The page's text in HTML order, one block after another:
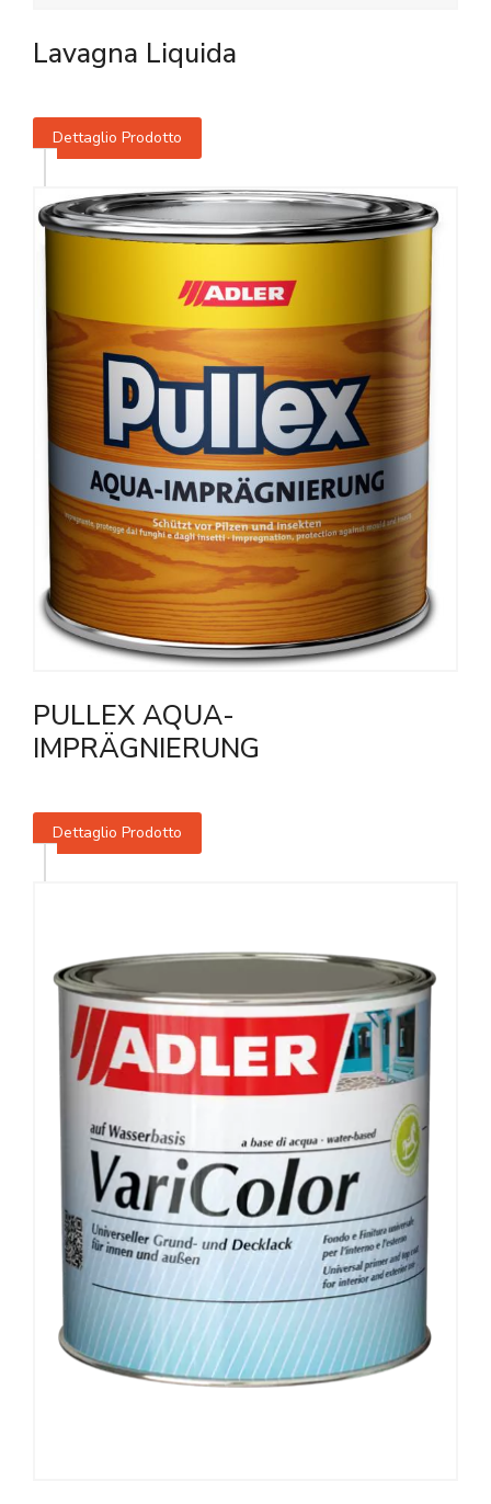
Lavagna Liquida
Dettaglio Prodotto
PULLEX AQUA-
IMPRÄGNIERUNG
Dettaglio Prodotto